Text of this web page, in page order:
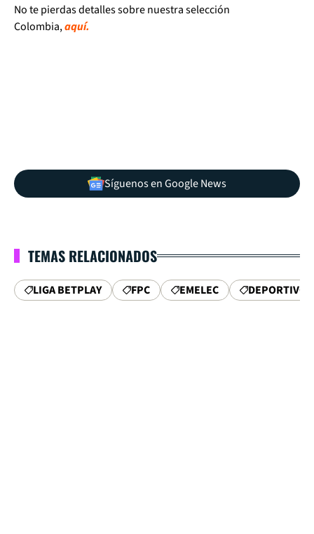
No te pierdas detalles sobre nuestra selección
Colombia,aquí.
Síguenos en Google News
TEMAS RELACIONADOS
LIGA BETPLAY FPC EMELEC DEPORTIVO